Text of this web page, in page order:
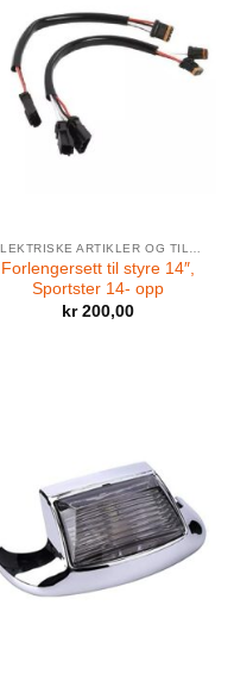
Forlengersett til styre 14″,
Sportster 14- opp
kr200,00